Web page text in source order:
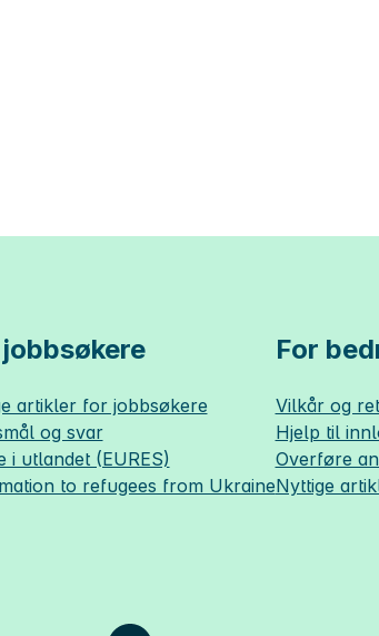
artikler for jobbsøkere
og svar
i utlandet (EURES)
to refugees from Ukraine
For
Vilkår og
Hjelp til
Overføre
Nyttige